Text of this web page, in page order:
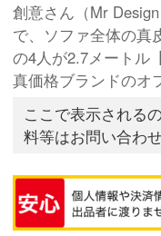
創意さん（Mr
で、ソファ全体の真
の4人が2.7メートル
真価格ブランドのオ
ここで表示される
料等はお問い合わ